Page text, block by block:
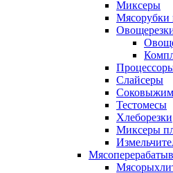
Миксеры
Слайсеры
Тестомесы
Хлеборезки
Миксеры